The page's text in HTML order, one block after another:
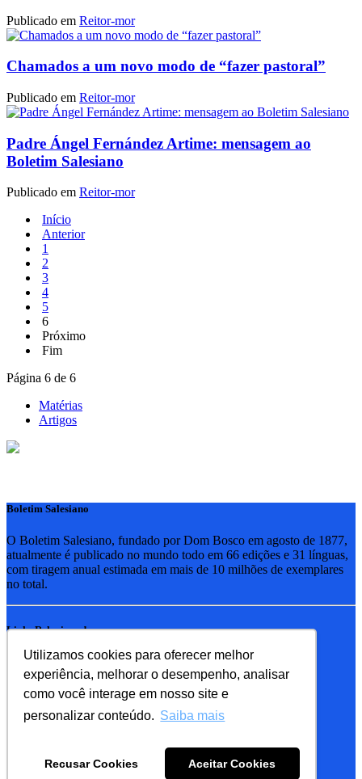
Utilizamos cookies para oferecer melhor
experiência, melhorar o desempenho, analisar
como você interage em nosso site e
personalizar conteúdo. Saiba mais
Recusar Cookies Aceitar Cookies
Publicado em Reitor-mor
Chamados a um novo modo de “fazer pastoral”
Publicado em Reitor-mor
Padre Ángel Fernández Artime: mensagem ao
Boletim Salesiano
Publicado em Reitor-mor
Início
Anterior
1
2
3
4
5
6
Próximo
Fim
Página 6 de 6
Matérias
Artigos
Boletim Salesiano
O Boletim Salesiano, fundado por Dom Bosco em agosto de 1877,
atualmente é publicado no mundo todo em 66 edições e 31 línguas,
com tiragem anual estimada em mais de 10 milhões de exemplares
no total.
Links Relacionados
RSB - Rede Salesiana Brasil
EDEBE - Editora
UPV - União pela Vida
Familia Salesiana
SDB - Salesianos de Dom Bosco
FMA - Filhas de Maria Auxiliadora